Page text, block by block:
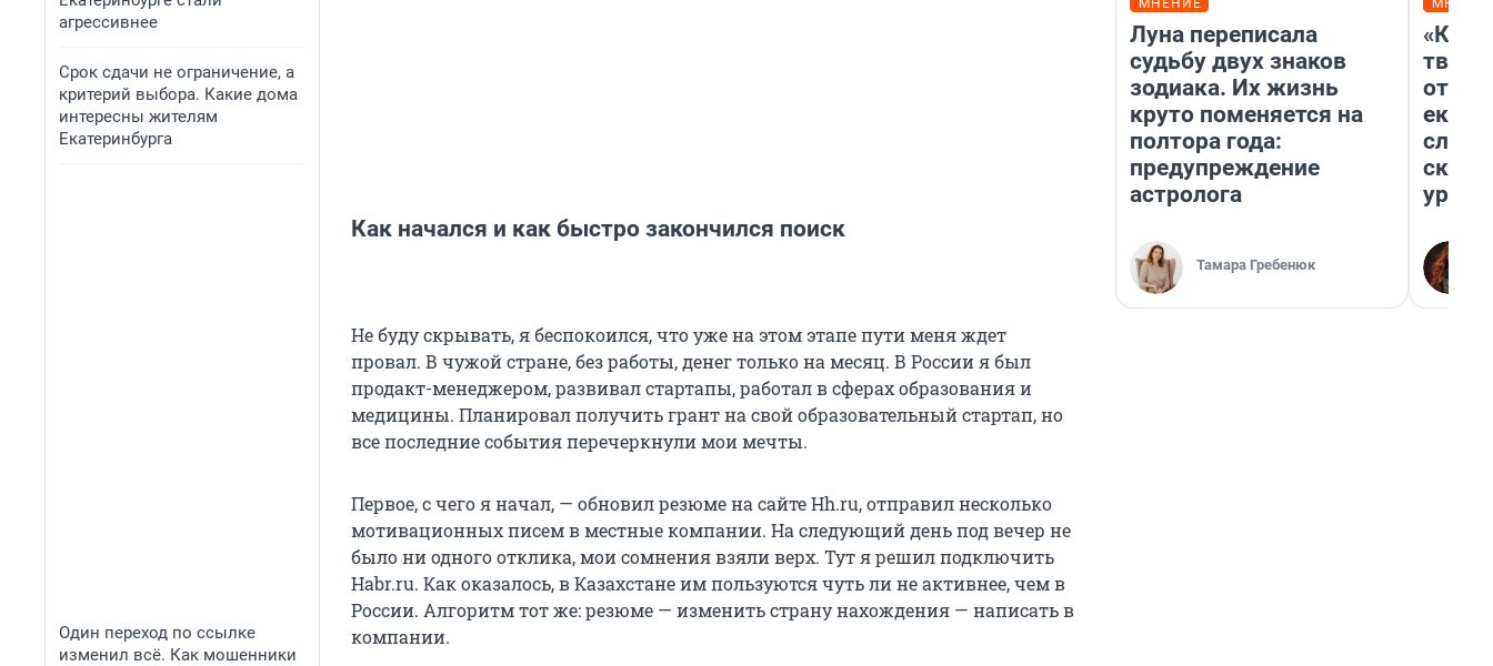
агрессивнее
Срок сдачи не ограничение, а
критерий выбора. Какие дома
интересны жителям
Екатеринбурга
Один переход по ссылке
изменил всё. Как мошенники
Как начался и как быстро закончился поиск
Не буду скрывать, я беспокоился, что уже на этом этапе пути меня ждет
провал. В чужой стране, без работы, денег только на месяц. В России я был
продакт-менеджером, развивал стартапы, работал в сферах образования и
медицины. Планировал получить грант на свой образовательный стартап, но
все последние события перечеркнули мои мечты.
Первое, с чего я начал, — обновил резюме на сайте Hh.ru, отправил несколько
мотивационных писем в местные компании. На следующий день под вечер не
было ни одного отклика, мои сомнения взяли верх. Тут я решил подключить
Habr.ru. Как оказалось, в Казахстане им пользуются чуть ли не активнее, чем в
России. Алгоритм тот же: резюме — изменить страну нахождения — написать в
компании.
МНЕНИЕ
Луна переписала
судьбу двух знаков
зодиака. Их жизнь
круто поменяется на
полтора года:
предупреждение
астролога
Тамара Гребенюк